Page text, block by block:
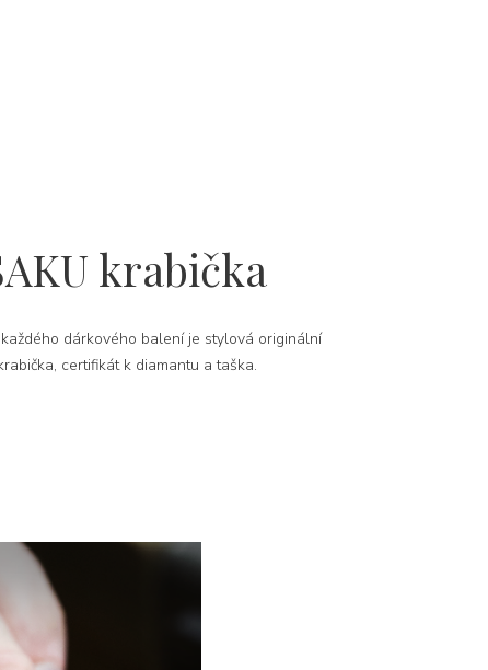
krabička
dárkového balení je stylová originální
certifikát k diamantu a taška.